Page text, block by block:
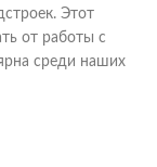
Этот
от работы с
среди наших